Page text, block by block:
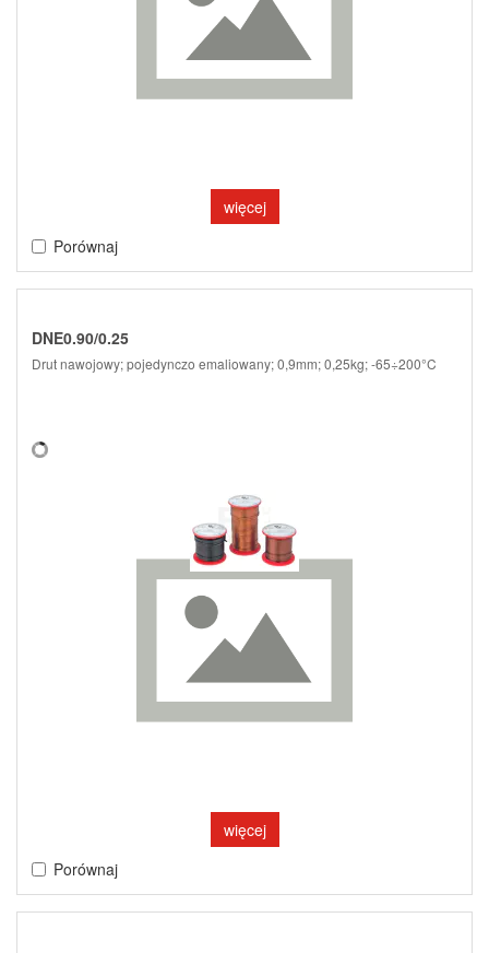
więcej
Porównaj
DNE0.90/0.25
Drut nawojowy; pojedynczo emaliowany; 0,9mm; 0,25kg; -65÷200°C
więcej
Porównaj